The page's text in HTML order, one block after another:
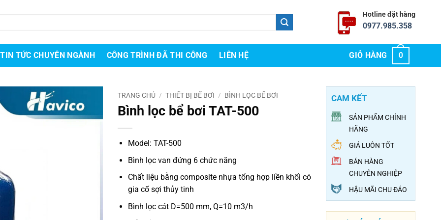
Hotline đặt hàng
0977.985.358
TIN TỨC CHUYÊN NGÀNH CÔNG TRÌNH ĐÃ THI CÔNG LIÊN HỆ GIỎ HÀNG 0
TRANG CHỦ / THIẾT BỊ BỂ BƠI / BÌNH LỌC BỂ BƠI
Bình lọc bể bơi TAT-500
Model: TAT-500
Bình lọc van đứng 6 chức năng
Chất liệu bằng composite nhựa tổng hợp liền khối có
gia cố sợi thủy tinh
Bình lọc cát D=500 mm, Q=10 m3/h
CAM KẾT
SẢN PHẨM CHÍNH
HÃNG
GIÁ LUÔN TỐT
BÁN HÀNG
CHUYÊN NGHIỆP
HẬU MÃI CHU ĐÁO